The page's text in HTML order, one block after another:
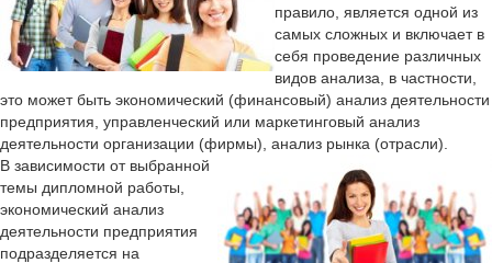
правило, является одной из
самых сложных и включает в
себя проведение различных
видов анализа, в частности,
это может быть экономический (финансовый) анализ деятельности
предприятия, управленческий или маркетинговый анализ
деятельности организации (фирмы), анализ рынка (отрасли).
В зависимости от выбранной
темы дипломной работы,
экономический анализ
деятельности предприятия
подразделяется на